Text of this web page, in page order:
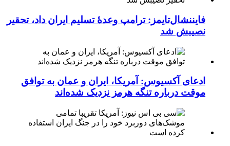
فایننشال‌تایمز: ترامپ وعدۀ تسلیم ایران داد، تحقیر
نصیبش شد
ادعای آکسیوس: آمریکا، ایران و عمان به توافق
موقت درباره تنگه هرمز نزدیک شده‌اند